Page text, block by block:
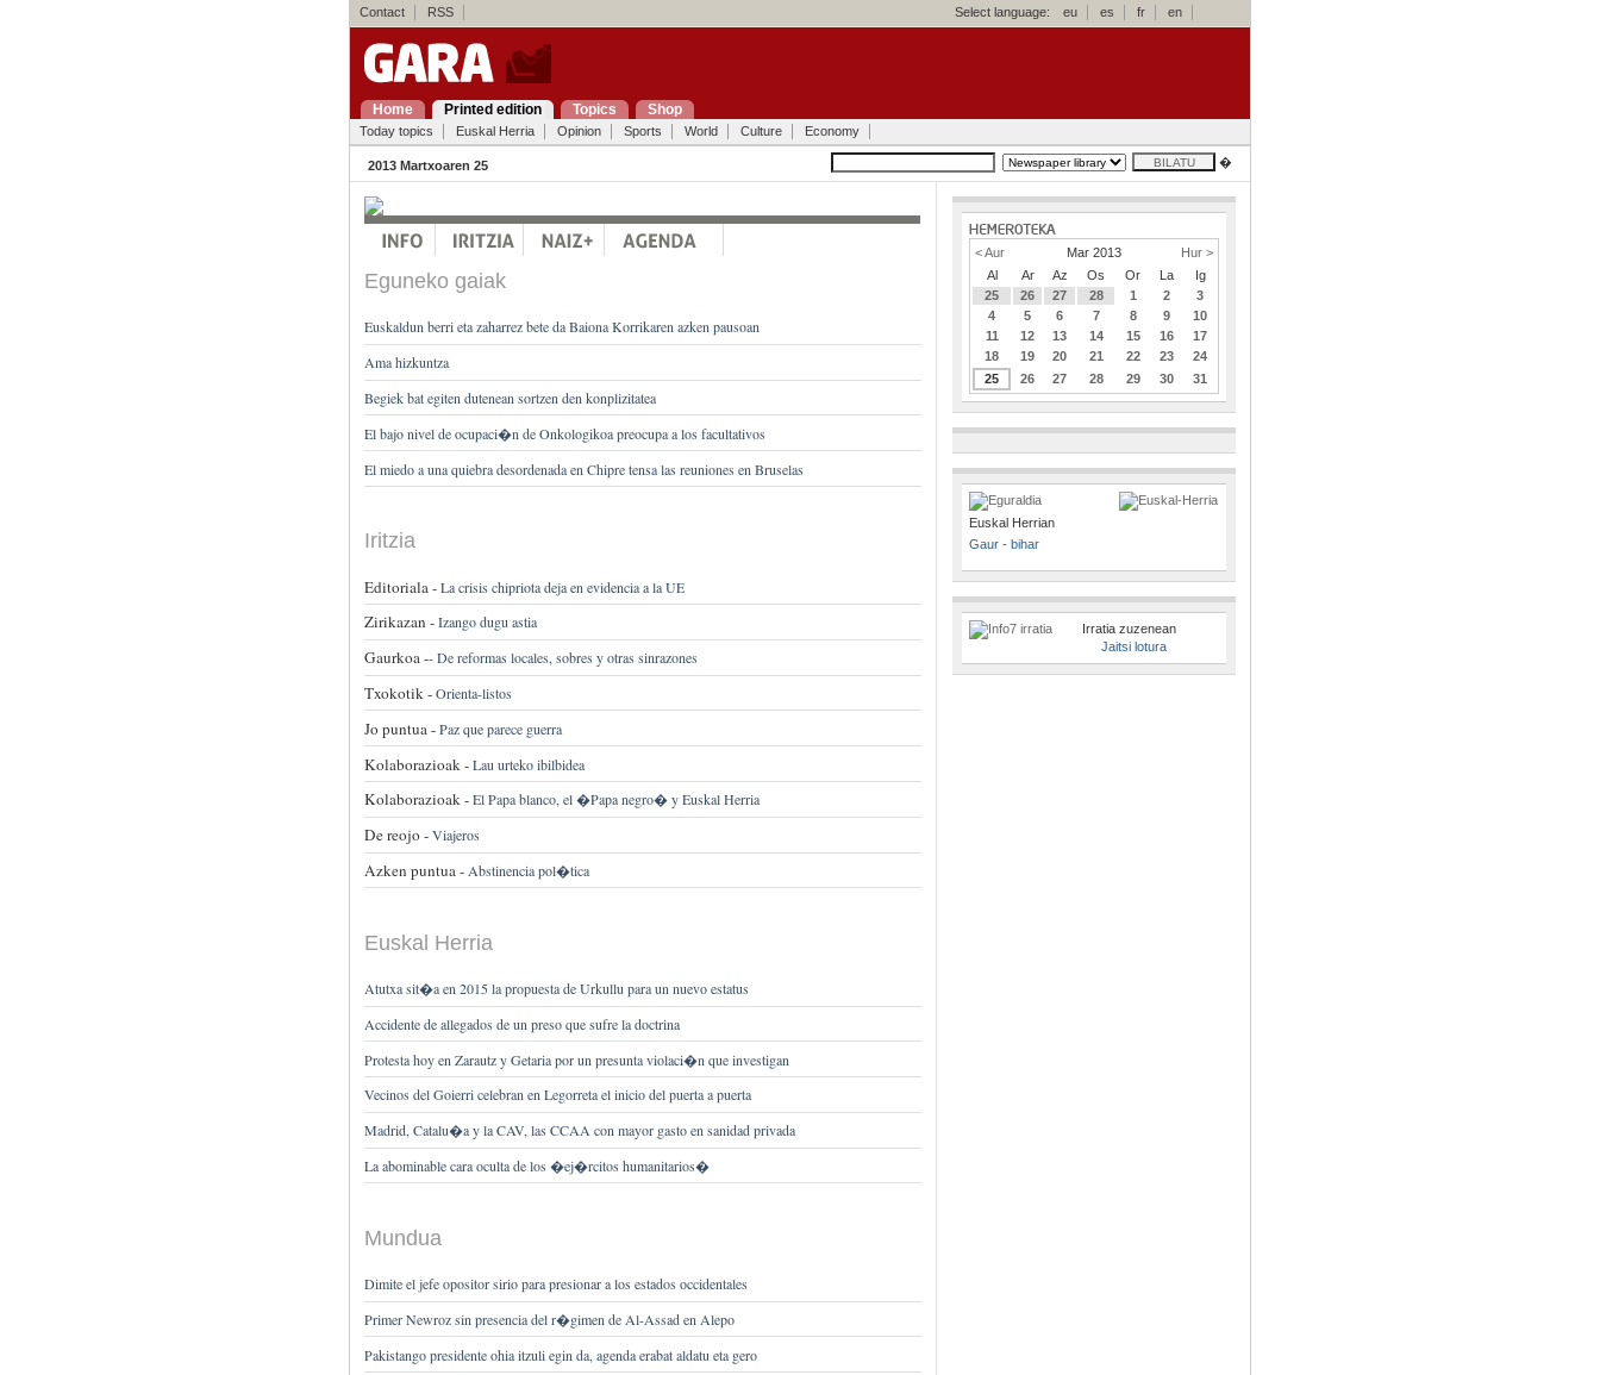
Contact RSS Select language: eu es fr en
Home Printed edition Topics Shop
Today topics Euskal Herria Opinion Sports World Culture Economy
2013 Martxoaren 25 �
Eguneko gaiak
Euskaldun berri eta zaharrez bete da Baiona Korrikaren azken pausoan
Ama hizkuntza
Begiek bat egiten dutenean sortzen den konplizitatea
El bajo nivel de ocupaci�n de Onkologikoa preocupa a los facultativos
El miedo a una quiebra desordenada en Chipre tensa las reuniones en Bruselas
Iritzia
Editoriala -La crisis chipriota deja en evidencia a la UE
Zirikazan -Izango dugu astia
Gaurkoa --De reformas locales, sobres y otras sinrazones
Txokotik -Orienta-listos
Jo puntua -Paz que parece guerra
Kolaborazioak -Lau urteko ibilbidea
Kolaborazioak -El Papa blanco, el �Papa negro� y Euskal Herria
De reojo -Viajeros
Azken puntua - Abstinencia pol�tica
Euskal Herria
Atutxa sit�a en 2015 la propuesta de Urkullu para un nuevo estatus
Accidente de allegados de un preso que sufre la doctrina
Protesta hoy en Zarautz y Getaria por un presunta violaci�n que investigan
Vecinos del Goierri celebran en Legorreta el inicio del puerta a puerta
Madrid, Catalu�a y la CAV, las CCAA con mayor gasto en sanidad privada
La abominable cara oculta de los �ej�rcitos humanitarios�
Mundua
Dimite el jefe opositor sirio para presionar a los estados occidentales
Primer Newroz sin presencia del r�gimen de Al-Assad en Alepo
Pakistango presidente ohia itzuli egin da, agenda erabat aldatu eta gero
< Aur Mar 2013
Hur >
Al
Ar Az Os Or La
Ig
25
26 27 28 1 2
3
4
5 6 7 8 9
10
11
12 13 14 15 16
17
18
19 20 21 22 23
24
25
26 27 28 29 30 31
Euskal Herrian
Gaur - bihar
Irratia zuzenean
Jaitsi lotura